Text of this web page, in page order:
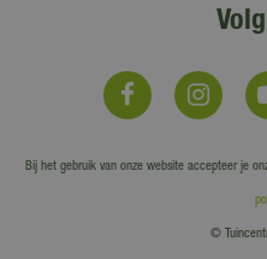
Bij het gebruik van onze website accepteer je
©